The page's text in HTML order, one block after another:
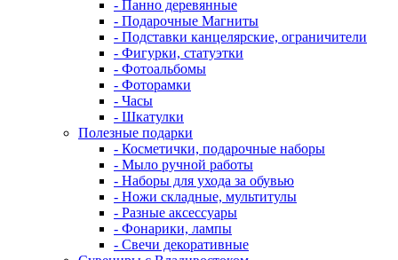
- Панно деревянные
- Подарочные Магниты
- Подставки канцелярские, ограничители
- Фигурки, статуэтки
- Фотоальбомы
- Фоторамки
- Часы
- Шкатулки
Полезные подарки
- Косметички, подарочные наборы
- Мыло ручной работы
- Наборы для ухода за обувью
- Ножи складные, мультитулы
- Разные аксессуары
- Фонарики, лампы
- Свечи декоративные